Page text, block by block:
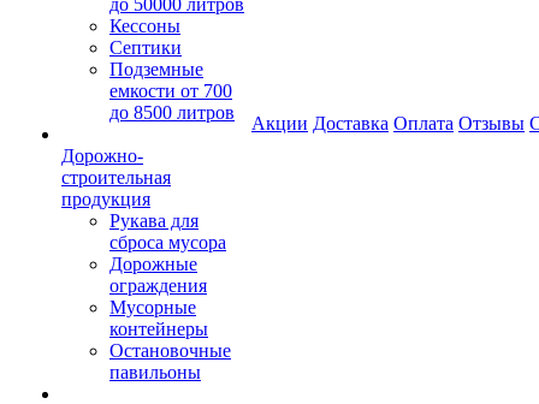
до 50000 литров
Кессоны
Септики
Подземные
емкости от 700
до 8500 литров
Дорожно-
строительная
продукция
Рукава для
сброса мусора
Дорожные
ограждения
Мусорные
контейнеры
Остановочные
павильоны
Акции Доставка Оплата Отзывы